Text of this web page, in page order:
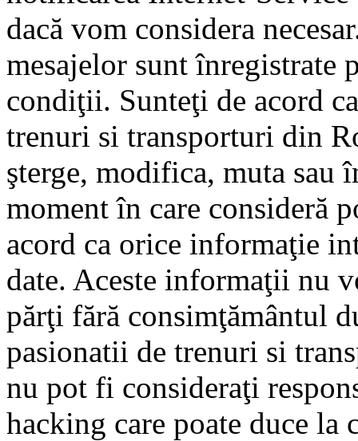
dacă vom considera
mesajelor sunt înregistrate
condiţii. Sunteţi de acord
trenuri si transporturi din
şterge, modifica, muta sau
moment în care consideră
acord ca orice informaţie
date. Aceste informaţii nu
părţi fără consimţământul
pasionatii de trenuri si
nu pot fi consideraţi
hacking care poate duce la